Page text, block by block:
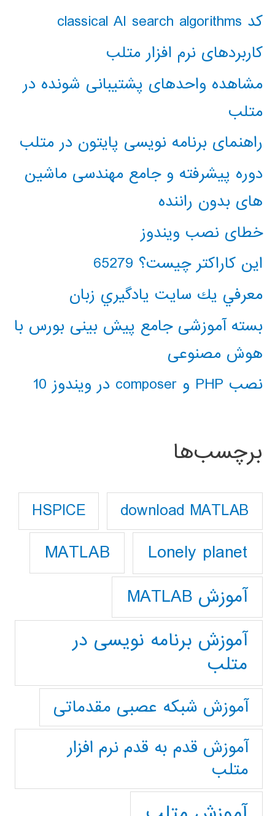
کد classical AI search algorithms
کاربردهای نرم افزار متلب
مشاهده واحدهای پشتیبانی شونده در
متلب
راهنمای برنامه نویسی پایتون در متلب
دوره پیشرفته و جامع مهندسی ماشین
های بدون راننده
خطای نصب ویندوز
این کاراکتر چیست؟ 65279
معرفي يك سايت يادگيري زبان
بسته آموزشی جامع پیش بینی بورس با
هوش مصنوعی
نصب PHP و composer در ویندوز 10
برچسب‌ها
download MATLAB
HSPICE
Lonely planet
MATLAB
آموزش MATLAB
آموزش برنامه نویسی در
متلب
آموزش شبکه عصبی مقدماتی
آموزش قدم به قدم نرم افزار
متلب